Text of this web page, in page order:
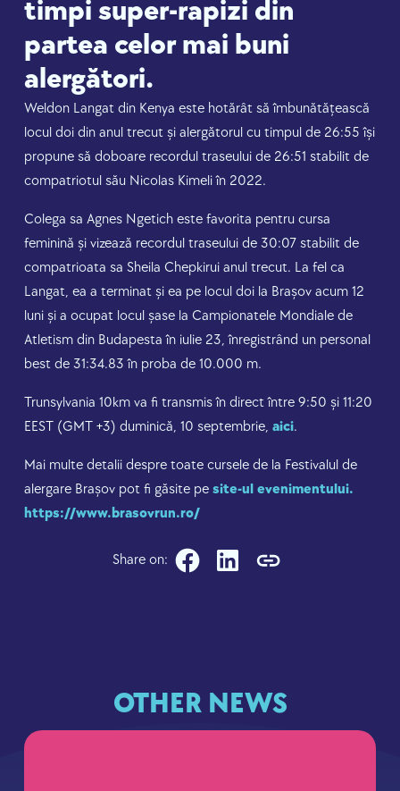
timpi super-rapizi din
partea celor mai buni
alergători.
Weldon Langat din Kenya este hotărât să îmbunătățească
locul doi din anul trecut și alergătorul cu timpul de 26:55 își
propune să doboare recordul traseului de 26:51 stabilit de
compatriotul său Nicolas Kimeli în 2022.
Colega sa Agnes Ngetich este favorita pentru cursa
feminină și vizează recordul traseului de 30:07 stabilit de
compatrioata sa Sheila Chepkirui anul trecut. La fel ca
Langat, ea a terminat și ea pe locul doi la Brașov acum 12
luni și a ocupat locul șase la Campionatele Mondiale de
Atletism din Budapesta în iulie 23, înregistrând un personal
best de 31:34.83 în proba de 10.000 m.
Trunsylvania 10km va fi transmis în direct între 9:50 și 11:20
EEST (GMT +3) duminică, 10 septembrie, aici.
Mai multe detalii despre toate cursele de la Festivalul de
alergare Brașov pot fi găsite pe site-ul evenimentului.
https://www.brasovrun.ro/
Share on:
OTHER NEWS